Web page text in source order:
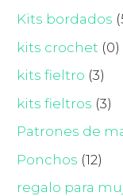
Kits bordados
kits crochet (0)
kits fieltro (3)
kits fieltros (3)
Patrones de
Ponchos (12)
regalo para